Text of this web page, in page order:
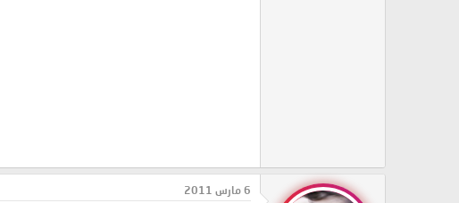
6 مارس 2011